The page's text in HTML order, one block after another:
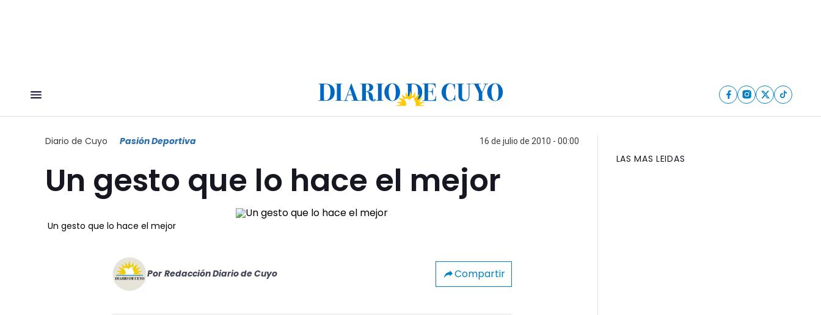
Diario de Cuyo Pasión Deportiva 16 de julio de 2010 - 00:00
Un gesto que lo hace el mejor
Un gesto que lo hace el mejor
Por Redacción Diario de Cuyo Compartir
LAS MAS LEIDAS